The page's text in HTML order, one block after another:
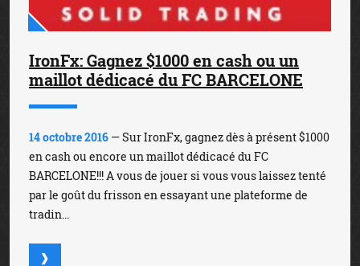
IronFx: Gagnez $1000 en cash ou un
maillot dédicacé du FC BARCELONE
14 octobre 2016 — Sur IronFx, gagnez dès à présent $1000
en cash ou encore un maillot dédicacé du FC
BARCELONE!!! A vous de jouer si vous vous laissez tenté
par le goût du frisson en essayant une plateforme de
tradin...